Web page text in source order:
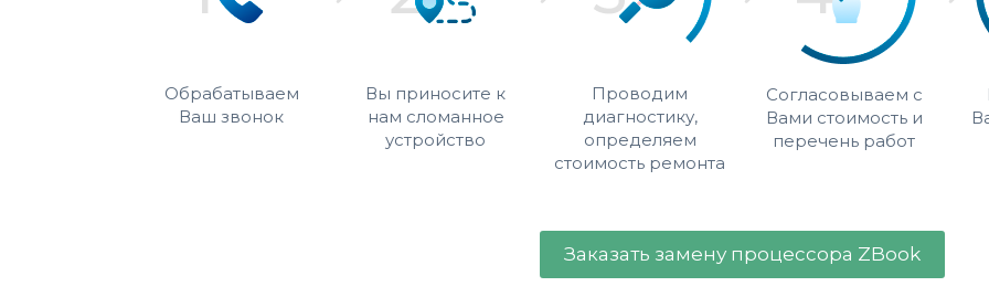
Обрабатываем
Ваш звонок
Вы приносите к
нам сломанное
устройство
Проводим
диагностику,
определяем
стоимость ремонта
Согласовываем с
Вами стоимость и
перечень работ
Заказать замену процессора ZBook